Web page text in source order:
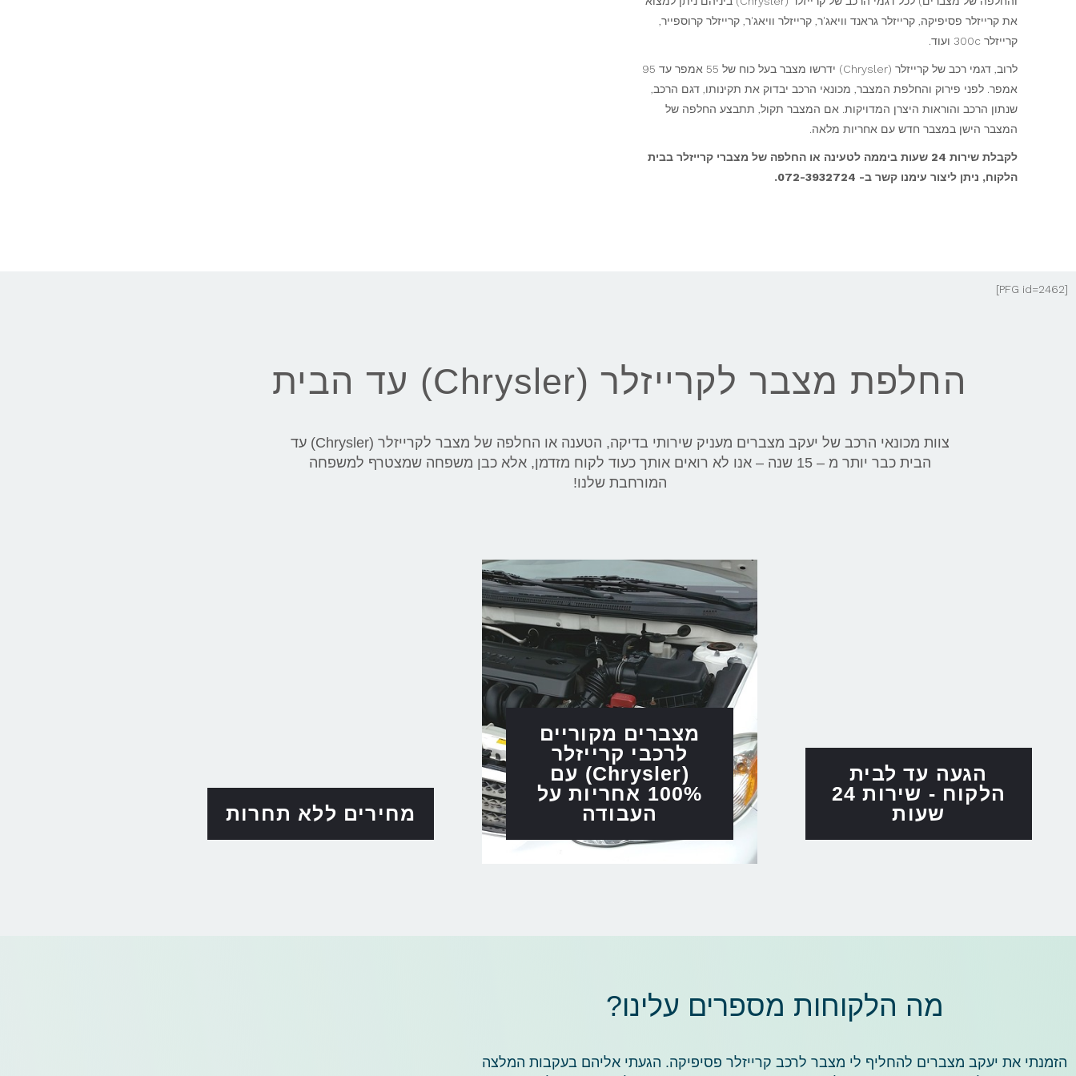
את קרייזלר פסיפיקה, קרייזלר גראנד וויאג'ר, קרייזלר וויאג'ר, קרייזלר קרוספייר,
קרייזלר 300c ועוד.
לרוב, דגמי רכב של קרייזלר (Chrysler) ידרשו מצבר בעל כוח של 55 אמפר עד 95
אמפר. לפני פירוק והחלפת המצבר, מכונאי הרכב יבדוק את תקינותו, דגם הרכב,
שנתון הרכב והוראות היצרן המדויקות. אם המצבר תקול, תתבצע החלפה של
המצבר הישן במצבר חדש עם אחריות מלאה.
לקבלת שירות 24 שעות ביממה לטעינה או החלפה של מצברי קרייזלר בבית
הלקוח, ניתן ליצור עימנו קשר ב- 072-3932724.
[PFG id=2462]
החלפת מצבר לקרייזלר (Chrysler) עד הבית
צוות מכונאי הרכב של יעקב מצברים מעניק שירותי בדיקה, הטענה או החלפה של מצבר לקרייזלר (Chrysler) עד
הבית כבר יותר מ – 15 שנה – אנו לא רואים אותך כעוד לקוח מזדמן, אלא כבן משפחה שמצטרף למשפחה
המורחבת שלנו!
הגעה עד לבית
הלקוח - שירות 24
שעות
מצברים מקוריים
לרכבי קרייזלר
(Chrysler) עם
100% אחריות על
העבודה
מחירים ללא תחרות
מה הלקוחות מספרים עלינו?
הזמנתי את יעקב מצברים להחליף לי מצבר לרכב קרייזלר פסיפיקה. הגעתי אליהם בעקבות המלצה